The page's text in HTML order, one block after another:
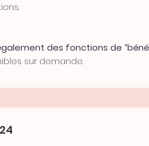
des fonctions de
sur demande.